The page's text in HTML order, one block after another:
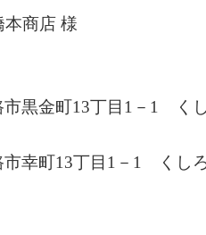
本商店 様
市黒金町13丁目1－1 く
市幸町13丁目1－1 くし